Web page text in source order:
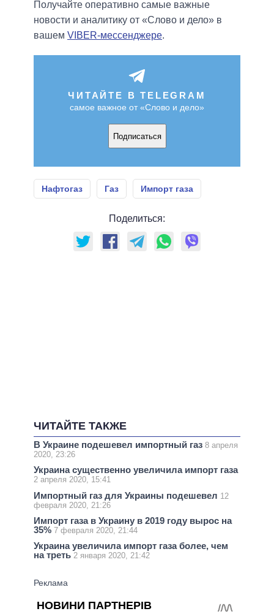
Получайте оперативно самые важные
новости и аналитику от «Слово и дело» в
вашем VIBER-мессенджере.
ЧИТАЙТЕ В TELEGRAM
самое важное от «Слово и дело»
Подписаться
Нафтогаз Газ Импорт газа
Поделиться:
ЧИТАЙТЕ ТАКЖЕ
В Украине подешевел импортный газ 8 апреля
2020, 23:26
Украина существенно увеличила импорт газа
2 апреля 2020, 15:41
Импортный газ для Украины подешевел 12
февраля 2020, 21:26
Импорт газа в Украину в 2019 году вырос на
35% 7 февраля 2020, 21:44
Украина увеличила импорт газа более, чем
на треть 2 января 2020, 21:42